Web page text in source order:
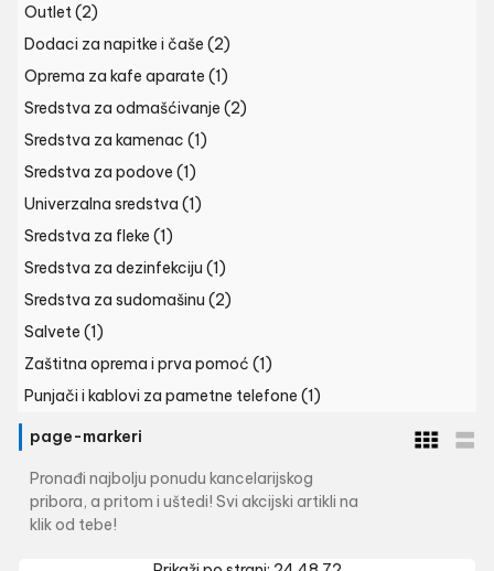
Outlet(2)
Dodaci za napitke i čaše (2)
Oprema za kafe aparate (1)
Sredstva za odmašćivanje (2)
Sredstva za kamenac (1)
Sredstva za podove (1)
Univerzalna sredstva (1)
Sredstva za fleke (1)
Sredstva za dezinfekciju (1)
Sredstva za sudomašinu (2)
Salvete (1)
Zaštitna oprema i prva pomoć (1)
Punjači i kablovi za pametne telefone (1)
page-markeri
Pronađi najbolju ponudu kancelarijskog
pribora, a pritom i uštedi! Svi akcijski artikli na
klik od tebe!